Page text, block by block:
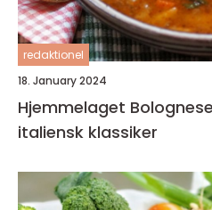
redaktionel
18. January 2024
Hjemmelaget
italiensk klassiker